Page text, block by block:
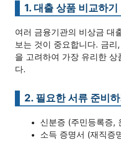
1. 대출 상품 비교하기
여러 금융기관의 비상금 대
보는 것이 중요합니다. 금
을 고려하여 가장 유리한 상
다.
2. 필요한 서류 준비
신분증 (주민등록증,
소득 증명서 (재직증